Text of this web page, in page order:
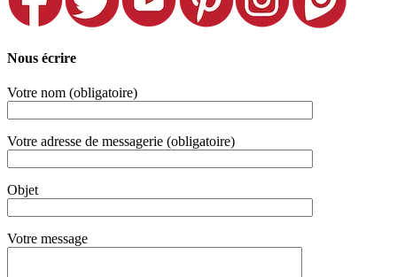
Nous écrire
Votre nom (obligatoire)
Votre adresse de messagerie (obligatoire)
Objet
Votre message